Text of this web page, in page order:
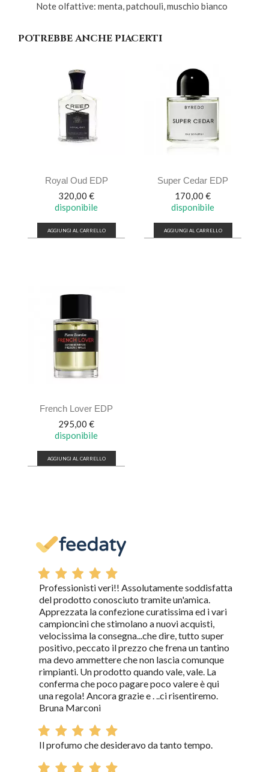
Note olfattive: menta, patchouli, muschio bianco
POTREBBE ANCHE PIACERTI
Royal Oud EDP
Prezzo
320,00 €
disponibile
AGGIUNGI AL CARRELLO
Super Cedar EDP
Prezzo
170,00 €
disponibile
AGGIUNGI AL CARRELLO
French Lover EDP
Prezzo
295,00 €
disponibile
AGGIUNGI AL CARRELLO
Professionisti veri!! Assolutamente soddisfatta
del prodotto conosciuto tramite un'amica.
Apprezzata la confezione curatissima ed i vari
campioncini che stimolano a nuovi acquisti,
velocissima la consegna...che dire, tutto super
positivo, peccato il prezzo che frena un tantino
ma devo ammettere che non lascia comunque
rimpianti. Un prodotto quando vale, vale. La
conferma che poco pagare poco valere è qui
una regola! Ancora grazie e . ..ci risentiremo.
Bruna Marconi
Il profumo che desideravo da tanto tempo.